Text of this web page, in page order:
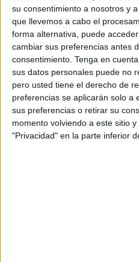
su consentimiento a nosotros y
que llevemos a cabo el
forma alternativa, puede
cambiar sus preferencias antes
consentimiento. Tenga en
sus datos personales puede no
pero usted tiene el derecho de
preferencias se aplicarán solo a
sus preferencias o retirar su
momento volviendo a este sitio
"Privacidad" en la parte inferior